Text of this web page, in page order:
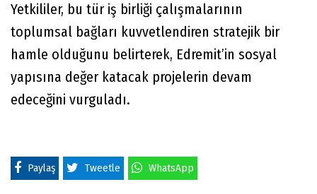
Yetkililer, bu tür iş birliği çalışmalarının
toplumsal bağları kuvvetlendiren stratejik bir
hamle olduğunu belirterek, Edremit’in sosyal
yapısına değer katacak projelerin devam
edeceğini vurguladı.
Paylaş Tweetle WhatsApp